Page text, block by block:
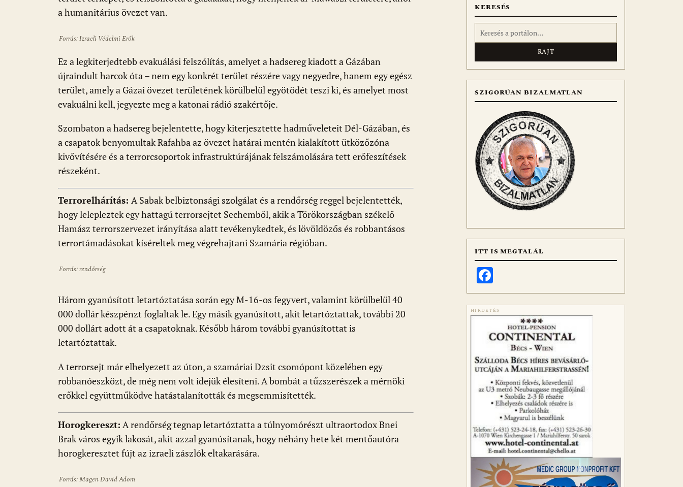
a humanitárius övezet van.
Forrás: Izraeli Védelmi Erők
Ez a legkiterjedtebb evakuálási felszólítás, amelyet a hadsereg kiadott a Gázában
újraindult harcok óta – nem egy konkrét terület részére vagy negyedre, hanem egy egész
terület, amely a Gázai övezet területének körülbelül egyötödét teszi ki, és amelyet most
evakuálni kell, jegyezte meg a katonai rádió szakértője.
Szombaton a hadsereg bejelentette, hogy kiterjesztette hadműveleteit Dél-Gázában, és
a csapatok benyomultak Rafahba az övezet határai mentén kialakított ütközőzóna
kivővítésére és a terrorcsoportok infrastruktúrájának felszámolására tett erőfeszítések
részeként.
Terrorelhárítás: A Sabak belbiztonsági szolgálat és a rendőrség reggel bejelentették,
hogy lelepleztek egy hattagú terrorsejtet Sechemből, akik a Törökországban székelő
Hamász terrorszervezet irányítása alatt tevékenykedtek, és lövöldözős és robbantásos
terrortámadásokat kíséreltek meg végrehajtani Szamária régióban.
Forrás: rendőrség
Három gyanúsított letartóztatása során egy M-16-os fegyvert, valamint körülbelül 40
000 dollár készpénzt foglaltak le. Egy másik gyanúsított, akit letartóztattak, további 20
000 dollárt adott át a csapatoknak. Később három további gyanúsítottat is
letartóztattak.
A terrorsejt már elhelyezett az úton, a szamáriai Dzsit csomópont közelében egy
robbanóeszközt, de még nem volt idejük élesíteni. A bombát a tűzszerészek a mérnöki
erőkkel együttműködve hatástalanították és megsemmisítették.
Horogkereszt: A rendőrség tegnap letartóztatta a túlnyomórészt ultraortodox Bnei
Brak város egyik lakosát, akit azzal gyanúsítanak, hogy néhány hete két mentőautóra
horogkeresztet fújt az izraeli zászlók eltakarására.
Forrás: Magen David Adom
KERESÉS
Keresés:
SZIGORÚAN BIZALMATLAN
ITT IS MEGTALÁL
HIRDETÉS